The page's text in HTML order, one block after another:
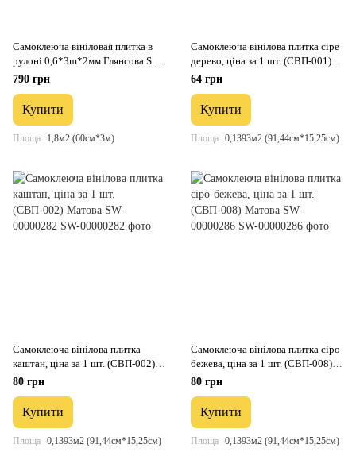
Самоклеюча вініловая плитка в
рулоні 0,6*3m*2мм Глянсова SW-
00002060
790 грн
Купити
Площа 1,8м2 (60см*3м)
Самоклеюча вінілова плитка сіре
дерево, ціна за 1 шт. (СВП-001)
Матова SW-00000283
64 грн
Купити
Площа 0,1393м2 (91,44см*15,25см)
Самоклеюча вінілова плитка
каштан, ціна за 1 шт. (СВП-002)
Матова SW-00000282
80 грн
Купити
Площа 0,1393м2 (91,44см*15,25см)
Самоклеюча вінілова плитка сіро-
бежева, ціна за 1 шт. (СВП-008)
Матова SW-00000286
80 грн
Купити
Площа 0,1393м2 (91,44см*15,25см)